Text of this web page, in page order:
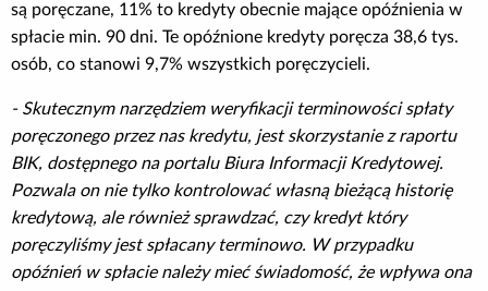
są poręczane, 11% to kredyty obecnie mające opóźnienia w
spłacie min. 90 dni. Te opóźnione kredyty poręcza 38,6 tys.
osób, co stanowi 9,7% wszystkich poręczycieli.
- Skutecznym narzędziem weryfikacji terminowości spłaty
poręczonego przez nas kredytu, jest skorzystanie z raportu
BIK, dostępnego na portalu Biura Informacji Kredytowej.
Pozwala on nie tylko kontrolować własną bieżącą historię
kredytową, ale również sprawdzać, czy kredyt który
poręczyliśmy jest spłacany terminowo. W przypadku
opóźnień w spłacie należy mieć świadomość, że wpływa ona